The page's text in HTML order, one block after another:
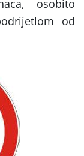
osobito
od